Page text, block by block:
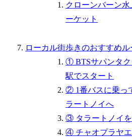
クローンバーン水
ーケット
ローカル街歩きのおすすめル
① BTSサパンタク
駅でスタート
② 1番バスに乗っ
ラートノイへ
③ タラートノイ
④ チャオプラヤ